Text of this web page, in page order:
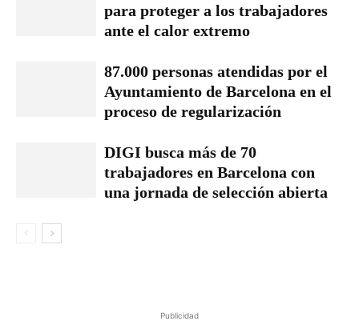
para proteger a los trabajadores
ante el calor extremo
87.000 personas atendidas por el
Ayuntamiento de Barcelona en el
proceso de regularización
DIGI busca más de 70
trabajadores en Barcelona con
una jornada de selección abierta
Publicidad